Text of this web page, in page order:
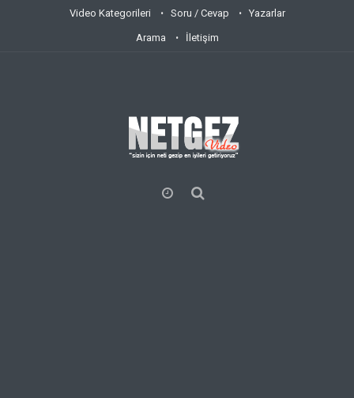
Video Kategorileri Soru / Cevap Yazarlar
Arama İletişim